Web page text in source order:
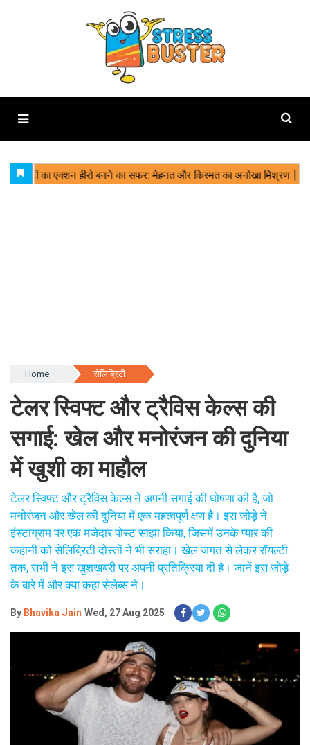
Home सेलिब्रिटी
टेलर स्विफ्ट और ट्रैविस केल्स की
सगाई: खेल और मनोरंजन की दुनिया
में खुशी का माहौल
टेलर स्विफ्ट और ट्रैविस केल्स ने अपनी सगाई की घोषणा की है, जो
मनोरंजन और खेल की दुनिया में एक महत्वपूर्ण क्षण है। इस जोड़े ने
इंस्टाग्राम पर एक मजेदार पोस्ट साझा किया, जिसमें उनके प्यार की
कहानी को सेलिब्रिटी दोस्तों ने भी सराहा। खेल जगत से लेकर रॉयल्टी
तक, सभी ने इस खुशखबरी पर अपनी प्रतिक्रिया दी है। जानें इस जोड़े
के बारे में और क्या कहा सेलेब्स ने।
By Bhavika Jain Wed, 27 Aug 2025